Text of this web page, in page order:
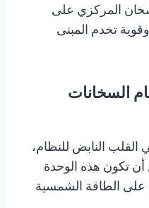
المركزي على
تخدم المبنى
السخانات
القلب النابض للنظام،
تكون هذه الوحدة
على الطاقة الشمسية